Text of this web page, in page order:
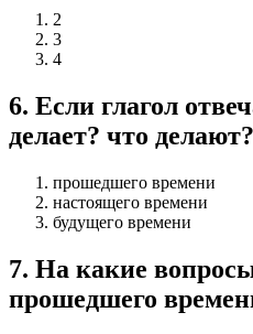
2
3
4
6. Если глагол
делает? что
прошедшего времени
настоящего времени
будущего времени
7. На какие
прошедшего